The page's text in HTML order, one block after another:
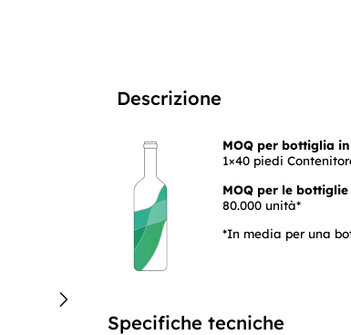
Descrizione
MOQ per bottiglia
1×40 piedi
MOQ per le
80.000 unità*
*In media per una
Specifiche tecniche